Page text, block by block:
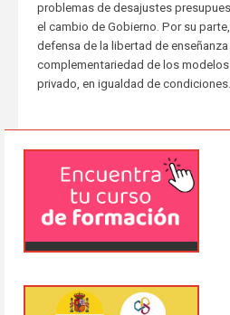
problemas de desajustes
el cambio de Gobierno. Por su
defensa de la libertad de enseñanza
complementariedad de los
privado, en igualdad de condiciones.